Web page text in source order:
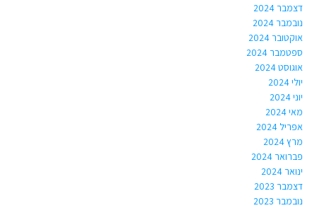
דצמבר 2024
נובמבר 2024
אוקטובר 2024
ספטמבר 2024
אוגוסט 2024
יולי 2024
יוני 2024
מאי 2024
אפריל 2024
מרץ 2024
פברואר 2024
ינואר 2024
דצמבר 2023
נובמבר 2023